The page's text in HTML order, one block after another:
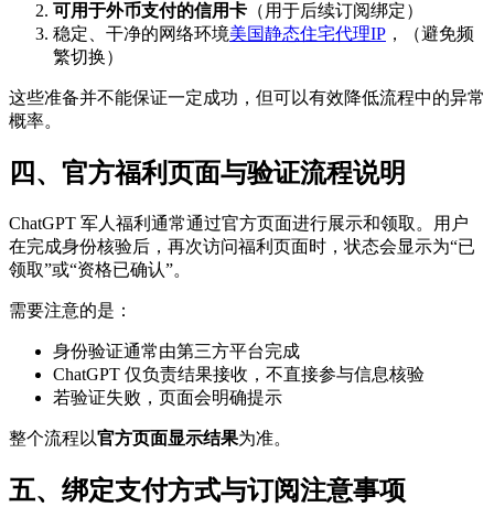
可用于外币支付的信用卡 （用于后续订阅绑定）
稳定、干净的网络环境美国静态住宅代理IP ，（避免频
繁切换）
这些准备并不能保证一定成功，但可以有效降低流程中的异常
概率。
四、官方福利页面与验证流程说明
ChatGPT 军人福利通常通过官方页面进行展示和领取。用户
在完成身份核验后，再次访问福利页面时，状态会显示为“已
领取”或“资格已确认”。
需要注意的是：
身份验证通常由第三方平台完成
ChatGPT 仅负责结果接收，不直接参与信息核验
若验证失败，页面会明确提示
整个流程以官方页面显示结果为准。
五、绑定支付方式与订阅注意事项